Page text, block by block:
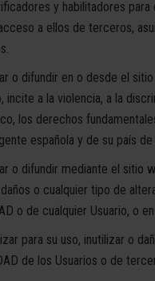
y habilitadores
a ellos de terceros,
o difundir en o desde el
incite a la violencia, a la
los derechos
española y de su país
o difundir mediante el sitio
o cualquier tipo de
o de cualquier Usuario, o
para su uso, inutilizar o
de los Usuarios o de